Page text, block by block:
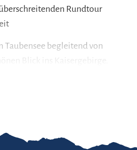
Rundtour
Taubensee begleitend von
Blick ins Kaisergebirge.